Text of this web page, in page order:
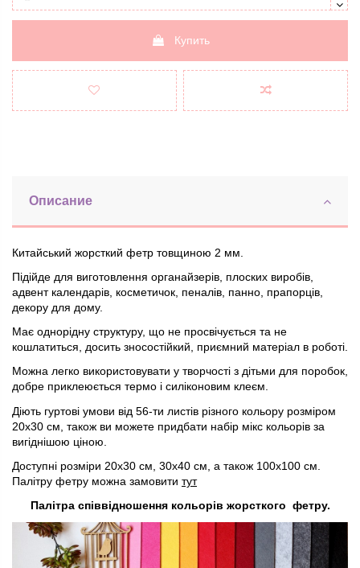
Купить
Описание
Китайський жорсткий фетр товщиною 2 мм.
Підійде для виготовлення органайзерів, плоских виробів,
адвент календарів, косметичок, пеналів, панно, прапорців,
декору для дому.
Має однорідну структуру, що не просвічується та не
кошлатиться, досить зносостійкий, приємний матеріал в роботі.
Можна легко використовувати у творчості з дітьми для поробок,
добре приклеюється термо і силіконовим клеєм.
Діють гуртові умови від 56-ти листів різного кольору розміром
20х30 см, також ви можете придбати набір мікс кольорів за
вигіднішою ціною.
Доступні розміри 20х30 см, 30х40 см, а також 100х100 см.
Палітру фетру можна замовити тут
Палітра співвідношення кольорів жорсткого фетру.